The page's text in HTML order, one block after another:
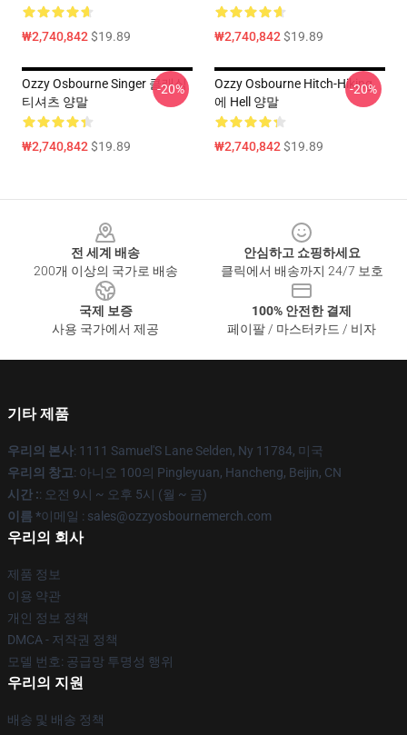
₩2,740,842$19.89 ₩2,740,842$19.89
Ozzy Osbourne Singer 클래식
티셔츠 양말
₩2,740,842$19.89
-20%
Ozzy Osbourne Hitch-Hiking
에 Hell 양말
₩2,740,842$19.89
-20%
전 세계 배송
200개 이상의 국가로 배송
안심하고 쇼핑하세요
클릭에서 배송까지 24/7 보호
국제 보증
사용 국가에서 제공
100% 안전한 결제
페이팔 / 마스터카드 / 비자
기타 제품
우리의 본사: 1111 Samuel'S Lane Selden, Ny 11784, 미국
우리의 창고: 아니오 100의 Pingleyuan, Hancheng, Beijin, CN
시간 :: 오전 9시 ~ 오후 5시 (월 ~ 금)
이름 *이메일 : sales@ozzyosbournemerch.com
우리의 회사
제품 정보
이용 약관
개인 정보 정책
DMCA - 저작권 정책
모델 번호: 공급망 투명성 행위
우리의 지원
배송 및 배송 정책